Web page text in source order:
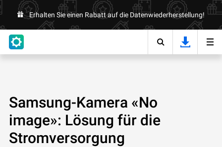
Erhalten Sie einen Rabatt auf die Datenwiederherstellung!
Samsung-Kamera «No
image»: Lösung für die
Stromversorgung